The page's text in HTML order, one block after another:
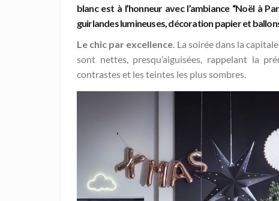
blancest à l’honneur avec l’ambiance “Noël à
guirlandes lumineuses, décoration papier et
Le chic par excellence. La soirée dans la
sont nettes, presqu’aiguisées, rappelant la
contrastes et les teintes les plus sombres.